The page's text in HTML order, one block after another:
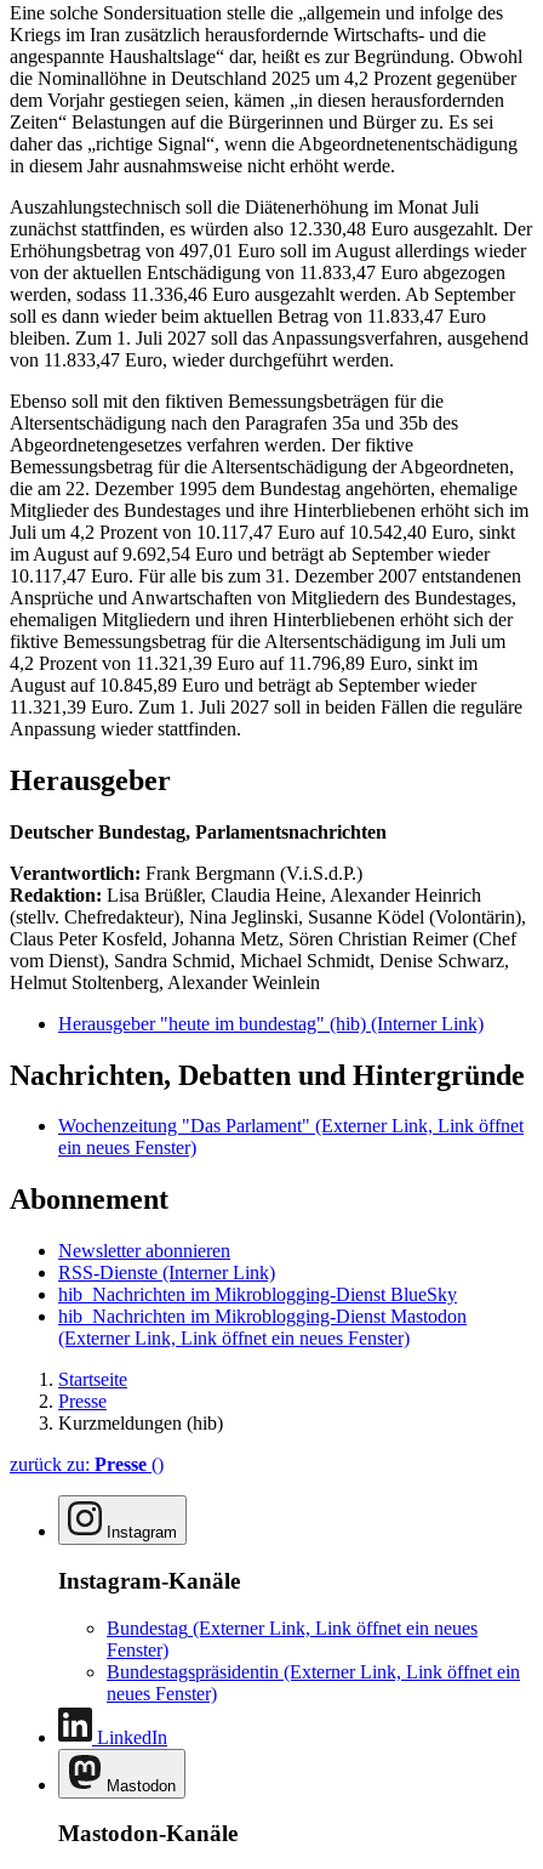
Eine solche Sondersituation stelle die „allgemein und infolge des
Kriegs im Iran zusätzlich herausfordernde Wirtschafts- und die
angespannte Haushaltslage“ dar, heißt es zur Begründung. Obwohl
die Nominallöhne in Deutschland 2025 um 4,2 Prozent gegenüber
dem Vorjahr gestiegen seien, kämen „in diesen herausfordernden
Zeiten“ Belastungen auf die Bürgerinnen und Bürger zu. Es sei
daher das „richtige Signal“, wenn die Abgeordnetenentschädigung
in diesem Jahr ausnahmsweise nicht erhöht werde.
Auszahlungstechnisch soll die Diätenerhöhung im Monat Juli
zunächst stattfinden, es würden also 12.330,48 Euro ausgezahlt. Der
Erhöhungsbetrag von 497,01 Euro soll im August allerdings wieder
von der aktuellen Entschädigung von 11.833,47 Euro abgezogen
werden, sodass 11.336,46 Euro ausgezahlt werden. Ab September
soll es dann wieder beim aktuellen Betrag von 11.833,47 Euro
bleiben. Zum 1. Juli 2027 soll das Anpassungsverfahren, ausgehend
von 11.833,47 Euro, wieder durchgeführt werden.
Ebenso soll mit den fiktiven Bemessungsbeträgen für die
Altersentschädigung nach den Paragrafen 35a und 35b des
Abgeordnetengesetzes verfahren werden. Der fiktive
Bemessungsbetrag für die Altersentschädigung der Abgeordneten,
die am 22. Dezember 1995 dem Bundestag angehörten, ehemalige
Mitglieder des Bundestages und ihre Hinterbliebenen erhöht sich im
Juli um 4,2 Prozent von 10.117,47 Euro auf 10.542,40 Euro, sinkt
im August auf 9.692,54 Euro und beträgt ab September wieder
10.117,47 Euro. Für alle bis zum 31. Dezember 2007 entstandenen
Ansprüche und Anwartschaften von Mitgliedern des Bundestages,
ehemaligen Mitgliedern und ihren Hinterbliebenen erhöht sich der
fiktive Bemessungsbetrag für die Altersentschädigung im Juli um
4,2 Prozent von 11.321,39 Euro auf 11.796,89 Euro, sinkt im
August auf 10.845,89 Euro und beträgt ab September wieder
11.321,39 Euro. Zum 1. Juli 2027 soll in beiden Fällen die reguläre
Anpassung wieder stattfinden.
Herausgeber
Deutscher Bundestag, Parlamentsnachrichten
Verantwortlich: Frank Bergmann (V.i.S.d.P.)
Redaktion: Lisa Brüßler, Claudia Heine, Alexander Heinrich
(stellv. Chefredakteur), Nina Jeglinski, Susanne Ködel (Volontärin),
Claus Peter Kosfeld, Johanna Metz, Sören Christian Reimer (Chef
vom Dienst), Sandra Schmid, Michael Schmidt, Denise Schwarz,
Helmut Stoltenberg, Alexander Weinlein
Herausgeber "heute im bundestag" (hib) (Interner Link)
Nachrichten, Debatten und Hintergründe
Wochenzeitung "Das Parlament" (Externer Link, Link öffnet
ein neues Fenster)
Abonnement
Newsletter abonnieren
RSS-Dienste (Interner Link)
hib_Nachrichten im Mikroblogging-Dienst BlueSky
hib_Nachrichten im Mikroblogging-Dienst Mastodon
(Externer Link, Link öffnet ein neues Fenster)
Startseite
Presse
Kurzmeldungen (hib)
zurück zu: Presse ()
Instagram
Instagram-Kanäle
Bundestag (Externer Link, Link öffnet ein neues
Fenster)
Bundestagspräsidentin (Externer Link, Link öffnet ein
neues Fenster)
LinkedIn
Mastodon
Mastodon-Kanäle